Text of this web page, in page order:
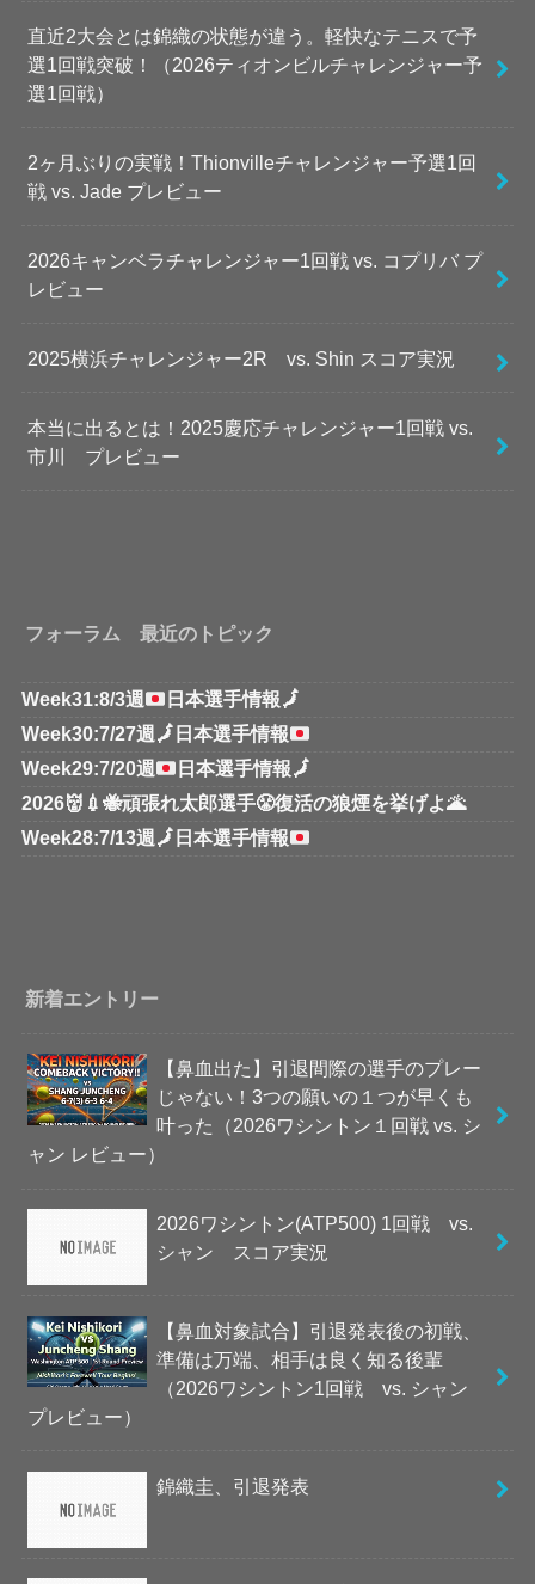
直近2大会とは錦織の状態が違う。軽快なテニスで予
選1回戦突破！（2026ティオンビルチャレンジャー予
選1回戦）
2ヶ月ぶりの実戦！Thionvilleチャレンジャー予選1回
戦 vs. Jade プレビュー
2026キャンベラチャレンジャー1回戦 vs. コプリバ プ
レビュー
2025横浜チャレンジャー2R vs. Shin スコア実況
本当に出るとは！2025慶応チャレンジャー1回戦 vs.
市川 プレビュー
フォーラム 最近のトピック
Week31:8/3週 日本選手情報🗾
Week30:7/27週 🗾 日本選手情報
Week29:7/20週
日本選手情報🗾
2026👹💉🐝頑張れ太郎選手😤復活の狼煙を挙げよ🌋
Week28:7/13週 🗾 日本選手情報
新着エントリー
【鼻血出た】引退間際の選手のプレー
じゃない！3つの願いの１つが早くも
叶った（2026ワシントン１回戦 vs. シ
ャン レビュー）
2026ワシントン(ATP500) 1回戦 vs.
シャン スコア実況
【鼻血対象試合】引退発表後の初戦、
準備は万端、相手は良く知る後輩
（2026ワシントン1回戦 vs. シャン
プレビュー）
錦織圭、引退発表